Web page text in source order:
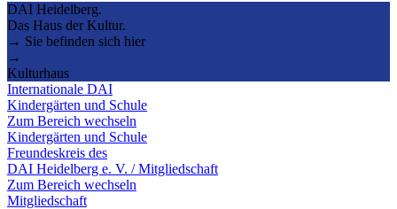
DAI Heidelberg.
Das Haus der Kultur.
→ Sie befinden sich hier
→
Kulturhaus
Internationale DAI
Kindergärten und Schule
Zum Bereich wechseln
Kindergärten und Schule
Freundeskreis des
DAI Heidelberg e. V. / Mitgliedschaft
Zum Bereich wechseln
Mitgliedschaft